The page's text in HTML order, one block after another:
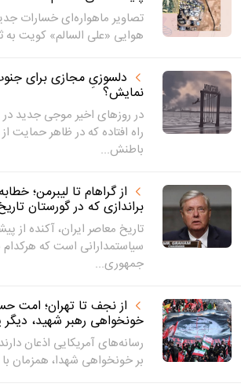
تصاویر ماهواره‌ای خسارات
هوایی «علی السالم» کویت به
دلسوزیِ مجازی برای
نمایش؟
در روزهای اخیر موجی جدید
راه افتاده که در ظاهر حمایت
باطنش...
از گراهام تا لیبرمن؛
براندازی که در گورستان
تاریخ معاصر ایران، آکنده از
سیاستمدارانی است که هرکدام
جمهوری...
از نجف تا تهران؛ امت
خونخواهی رهبر شهید،
رسانه‌های آمریکایی اذعان
بر خونخواهی شهدا، همزمان